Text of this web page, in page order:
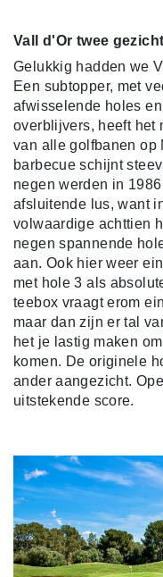
Vall d'Or twee
Gelukkig hadden we
Een subtopper, met
afwisselende holes
overblijvers, heeft het
van alle golfbanen op
barbecue schijnt
negen werden in
afsluitende lus, want
volwaardige achttien
negen spannende
aan. Ook hier weer
met hole 3 als
teebox vraagt erom
maar dan zijn er tal
het je lastig maken
komen. De originele
ander aangezicht.
uitstekende score.